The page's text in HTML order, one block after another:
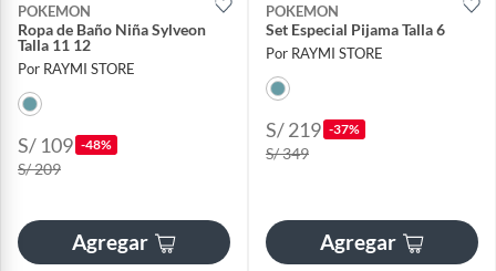
POKEMON
Ropa de Baño Niña Sylveon
Talla 11 12
Por RAYMI STORE
S/ 109 -48%
S/ 209
Agregar
POKEMON
Set Especial Pijama Talla 6
Por RAYMI STORE
S/ 219 -37%
S/ 349
Agregar